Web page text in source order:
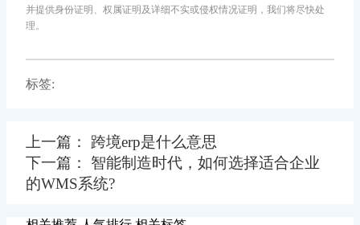
并提供身份证明、权属证明及详细不实或侵权情况证明，我们将尽快处
理。
标签:
上一篇： 跨境erp是什么意思
下一篇： 智能制造时代，如何选择适合企业
的WMS系统?